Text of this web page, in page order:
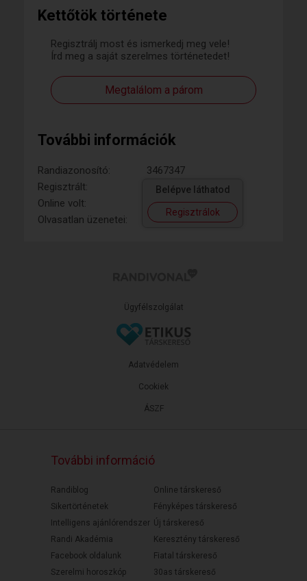
Kettőtök története
Regisztrálj most és ismerkedj meg vele!
Írd meg a saját szerelmes történetedet!
Megtalálom a párom
További információk
Randiazonosító:
3467347
Regisztrált:
Online volt:
Olvasatlan üzenetei:
Belépve láthatod
Regisztrálok
Ügyfélszolgálat
ÁSZF
Adatvédelem
Cookiek
További információ
Randiblog
Sikertörténetek
Intelligens ajánlórendszer
Randi Akadémia
Facebook oldalunk
Szerelmi horoszkóp
Online társkereső
Fényképes társkereső
Új társkereső
Keresztény társkereső
Fiatal társkereső
30as társkereső